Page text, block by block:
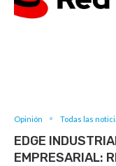
Opinión Todas las
EDGE
EMPRESARIAL: